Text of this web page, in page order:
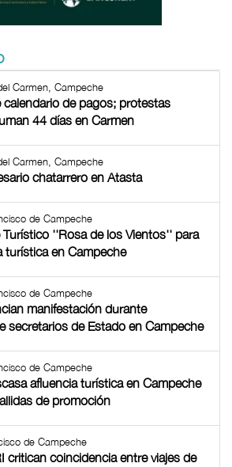
Carmen, Campeche
calendario de pagos; protestas
44 días en Carmen
Carmen, Campeche
chatarrero en Atasta
de Campeche
Turístico ''Rosa de los Vientos'' para
turística en Campeche
de Campeche
manifestación durante
secretarios de Estado en Campeche
de Campeche
afluencia turística en Campeche
de promoción
de Campeche
critican coincidencia entre viajes de